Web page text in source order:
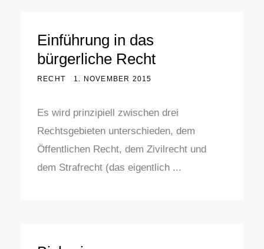
Einführung in das
bürgerliche Recht
RECHT 1. NOVEMBER 2015
Es wird prinzipiell zwischen drei
Rechtsgebieten unterschieden, dem
Öffentlichen Recht, dem Zivilrecht und
dem Strafrecht (das eigentlich ...